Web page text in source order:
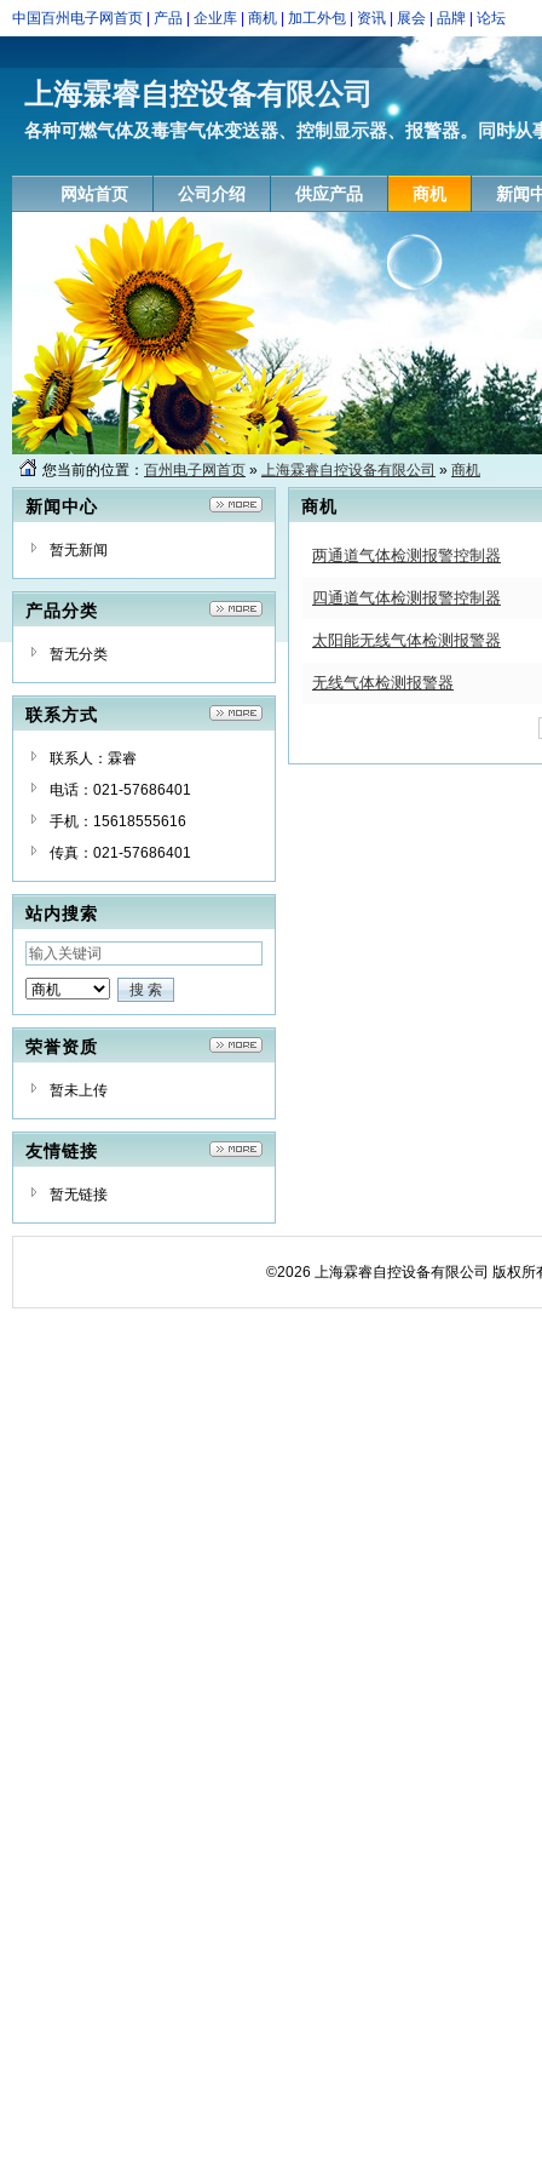
中国百州电子网首页 产品 企业库 商机 加工外包 资讯 展会 品牌 论坛
上海霖睿自控设备有限公司
各种可燃气体及毒害气体变送器、控制显示器、报警器。同时从
网站首页 公司介绍 供应产品 商机 新闻
您当前的位置： 百州电子网首页 » 上海霖睿自控设备有限公司 » 商机
新闻中心
暂无新闻
产品分类
暂无分类
联系方式
联系人：霖睿
电话：021-57686401
手机：15618555616
传真：021-57686401
站内搜索
荣誉资质
暂未上传
友情链接
暂无链接
商机
两通道气体检测报警控制器
四通道气体检测报警控制器
太阳能无线气体检测报警器
无线气体检测报警器
©2026 上海霖睿自控设备有限公司 版权